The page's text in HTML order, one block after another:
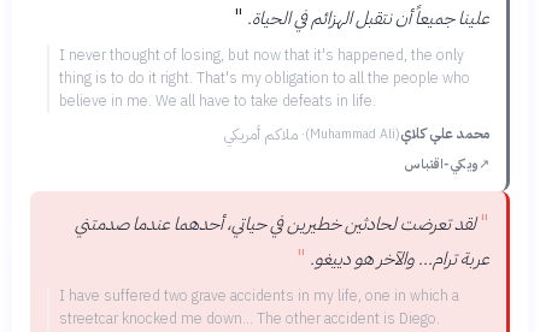
علينا جميعاً أن نتقبل الهزائم في الحياة. "
I never thought of losing, but now that it's happened, the only
thing is to do it right. That's my obligation to all the people who
believe in me. We all have to take defeats in life.
محمد علي كلاي
(Muhammad Ali)
· ملاكم أمريكي
↗ويكي‑اقتباس
" لقد تعرضت لحادثين خطيرين في حياتي، أحدهما عندما صدمتني
عربة ترام... والآخر هو دييغو. "
I have suffered two grave accidents in my life, one in which a
streetcar knocked me down... The other accident is Diego.